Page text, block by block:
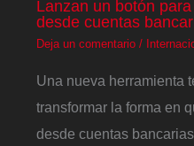
Lanzan un botón
desde cuentas
Deja un comentario /
Una nueva herramienta
transformar la forma en
desde cuentas